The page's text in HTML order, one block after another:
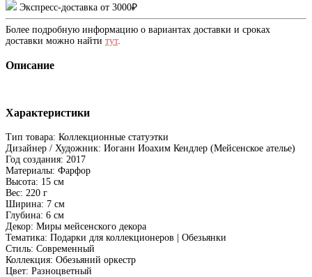
Экспресс-доставка от 3000₽
Более подробную информацию о вариантах доставки и сроках
доставки можно найти тут.
Описание
Характеристики
Тип товара: Коллекционные статуэтки
Дизайнер / Художник: Иоганн Иоахим Кендлер (Мейсенское ателье)
Год создания: 2017
Материалы: Фарфор
Высота: 15 см
Вес: 220 г
Ширина: 7 см
Глубина: 6 см
Декор: Миры мейсенского декора
Тематика: Подарки для коллекционеров | Обезьянки
Стиль: Современный
Коллекция: Обезьяний оркестр
Цвет: Разноцветный